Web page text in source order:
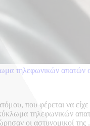
τηλεφωνικών απατών
που φέρεται να
τηλεφωνικών
οι αστυνομικοί της